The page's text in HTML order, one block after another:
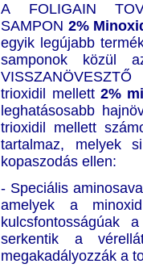
A FOLIGAIN
SAMPON 2%
egyik legújabb
samponok közül
trioxidil mellett 2%
leghatásosabb
trioxidil mellett
tartalmaz, melyek
kopaszodás ellen:
- Speciális
amelyek a
kulcsfontosságúak
serkentik a
megakadályozzák a